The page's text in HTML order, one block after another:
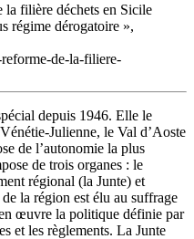
la filière déchets en Sicile
régime dérogatoire »,
de-la-filiere-
depuis 1946. Elle le
Julienne, le Val d’Aoste
de l’autonomie la plus
de trois organes : le
régional (la Junte) et
la région est élu au suffrage
œuvre la politique définie par
et les règlements. La Junte